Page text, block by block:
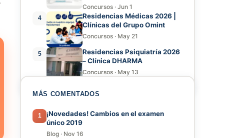
Concursos · Jun 1
4
Residencias Médicas 2026 |
Clínicas del Grupo Omint
Concursos · May 21
5
Residencias Psiquiatría 2026
– Clínica DHARMA
Concursos · May 13
MÁS COMENTADOS
1
¡Novedades! Cambios en el examen
único 2019
Blog · Nov 16